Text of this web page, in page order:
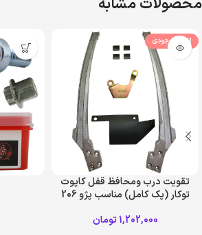
محصولات مشابه
اتمام موجودی
تقویت درب ومحافظ قفل کاپوت
توکار (پک کامل) مناسب پژو 206
1,202,000تومان